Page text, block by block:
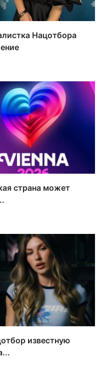
Нацотбора
страна может
известную